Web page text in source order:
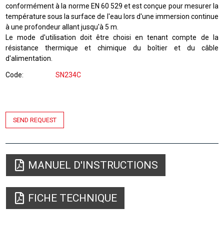
conformément à la norme EN 60 529 et est conçue pour mesurer la
température sous la surface de l'eau lors d'une immersion continue
à une profondeur allant jusqu'à 5 m.
Le mode d'utilisation doit être choisi en tenant compte de la
résistance thermique et chimique du boîtier et du câble
d'alimentation.
Code SN234C
SEND REQUEST
MANUEL D'INSTRUCTIONS
FICHE TECHNIQUE